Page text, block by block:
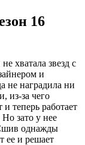
16
хватала звезд с
и
не наградила ни
из-за чего
теперь работает
зато у нее
однажды
ее и решает